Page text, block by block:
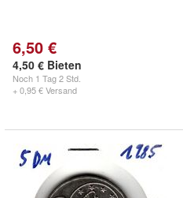
6,50 €
4,50 € Bieten
Noch 1 Tag 2 Std.
+ 0,95 € Versand